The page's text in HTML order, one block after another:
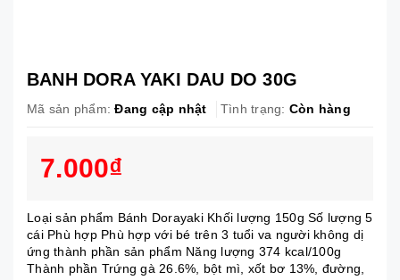
BANH DORA YAKI DAU DO 30G
Mã sản phẩm: Đang cập nhật Tình trạng: Còn hàng
7.000₫
Loại sản phẩm Bánh Dorayaki Khối lượng 150g Số lượng 5
cái Phù hợp Phù hợp với bé trên 3 tuổi va người không dị
ứng thành phần sản phẩm Năng lượng 374 kcal/100g
Thành phần Trứng gà 26.6%, bột mì, xốt bơ 13%, đường,